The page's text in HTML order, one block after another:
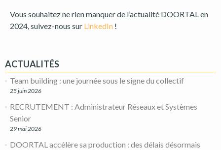
Vous souhaitez ne rien manquer de l’actualité DOORTAL en
2024, suivez-nous sur LinkedIn !
ACTUALITÉS
Team building : une journée sous le signe du collectif
25 juin 2026
RECRUTEMENT : Administrateur Réseaux et Systèmes
Senior
29 mai 2026
DOORTAL accélère sa production : des délais désormais